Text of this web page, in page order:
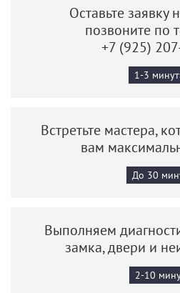
Оставьте заявку
позвоните по
+7 (925)
1-3
Встретьте мастера,
вам
До 30
Выполняем
замка, двери и
2-10